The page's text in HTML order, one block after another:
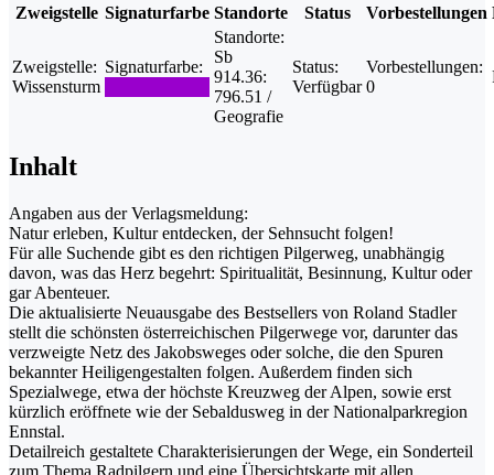
Zweigstelle Signaturfarbe Standorte Status Vorbestellungen
Zweigstelle:
Wissensturm
Signaturfarbe:
Standorte:
Sb
914.36:
796.51 /
Geografie
Status:
Verfügbar
Vorbestellungen:
0
Inhalt
Angaben aus der Verlagsmeldung:
Natur erleben, Kultur entdecken, der Sehnsucht folgen!
Für alle Suchende gibt es den richtigen Pilgerweg, unabhängig
davon, was das Herz begehrt: Spiritualität, Besinnung, Kultur oder
gar Abenteuer.
Die aktualisierte Neuausgabe des Bestsellers von Roland Stadler
stellt die schönsten österreichischen Pilgerwege vor, darunter das
verzweigte Netz des Jakobsweges oder solche, die den Spuren
bekannter Heiligengestalten folgen. Außerdem finden sich
Spezialwege, etwa der höchste Kreuzweg der Alpen, sowie erst
kürzlich eröffnete wie der Sebaldusweg in der Nationalparkregion
Ennstal.
Detailreich gestaltete Charakterisierungen der Wege, ein Sonderteil
zum Thema Radpilgern und eine Übersichtskarte mit allen